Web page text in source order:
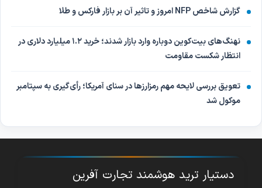
گزارش شاخص NFP امروز و تاثیر آن بر بازار فارکس و طلا
نهنگ‌های بیت‌کوین دوباره وارد بازار شدند؛ خرید ۱.۲ میلیارد دلاری در
انتظار شکست مقاومت
تعویق بررسی لایحه مهم رمزارزها در سنای آمریکا؛ رأی‌گیری به سپتامبر
موکول شد
دستیار ترید هوشمند تجارت آفرین